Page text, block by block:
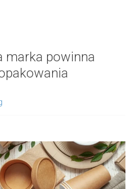
marka powinna